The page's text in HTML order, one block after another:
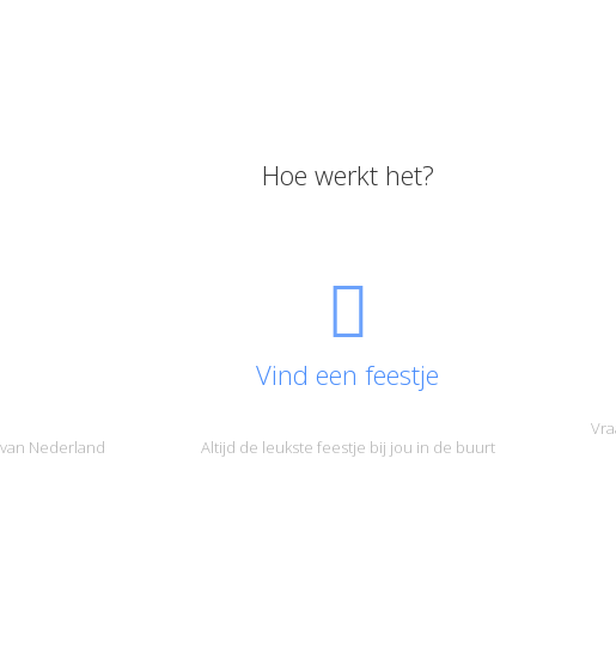
Hoe werkt het?
Nederland
Vind een feestje
Altijd de leukste feestje bij jou in de buurt